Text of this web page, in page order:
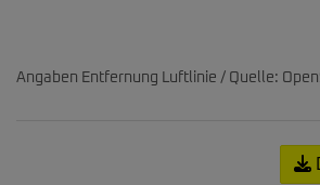
Angaben Entfernung Luftlinie / Quelle: